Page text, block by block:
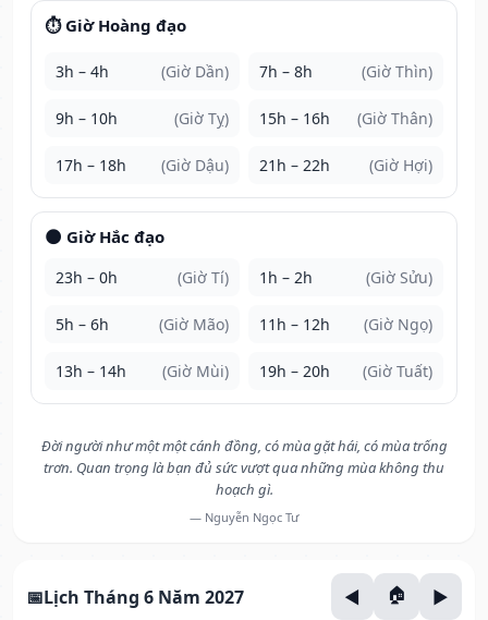
⏱️ Giờ Hoàng đạo
3h – 4h (Giờ Dần) 7h – 8h (Giờ Thìn)
9h – 10h (Giờ Tỵ) 15h – 16h (Giờ Thân)
17h – 18h (Giờ Dậu) 21h – 22h (Giờ Hợi)
🌑 Giờ Hắc đạo
23h – 0h (Giờ Tí) 1h – 2h (Giờ Sửu)
5h – 6h (Giờ Mão) 11h – 12h (Giờ Ngọ)
13h – 14h (Giờ Mùi) 19h – 20h (Giờ Tuất)
Đời người như một một cánh đồng, có mùa gặt hái, có mùa trống
trơn. Quan trọng là bạn đủ sức vượt qua những mùa không thu
hoạch gì.
— Nguyễn Ngọc Tư
Lịch Tháng 6 Năm 2027